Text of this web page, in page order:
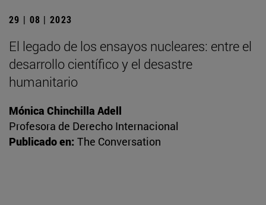
29 | 08 | 2023
El legado de los ensayos nucleares: entre el
desarrollo científico y el desastre
humanitario
Mónica Chinchilla Adell
Profesora de Derecho Internacional
Publicado en: The Conversation